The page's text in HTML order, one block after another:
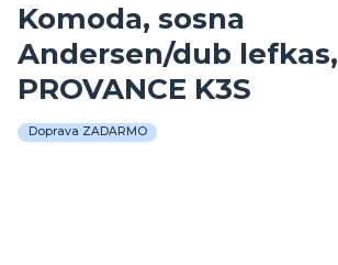
Komoda, sosna
Andersen/dub lefkas,
PROVANCE K3S
Doprava ZADARMO